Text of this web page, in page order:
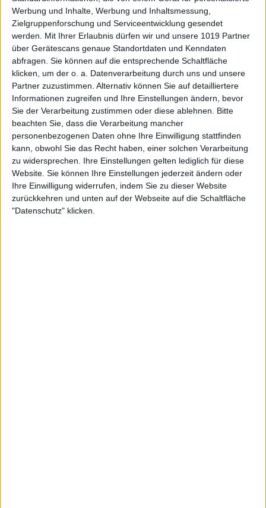
Werbung und Inhalte, Werbung und Inhaltsmessung,
Zielgruppenforschung und Serviceentwicklung gesendet
werden.
Mit Ihrer Erlaubnis dürfen wir und unsere 1019 Partner
über Gerätescans genaue Standortdaten und Kenndaten
abfragen. Sie können auf die entsprechende Schaltfläche
klicken, um der o. a. Datenverarbeitung durch uns und unsere
Partner zuzustimmen. Alternativ können Sie auf detailliertere
Informationen zugreifen und Ihre Einstellungen ändern, bevor
Sie der Verarbeitung zustimmen oder diese ablehnen.
Bitte
beachten Sie, dass die Verarbeitung mancher
personenbezogenen Daten ohne Ihre Einwilligung stattfinden
kann, obwohl Sie das Recht haben, einer solchen Verarbeitung
zu widersprechen. Ihre Einstellungen gelten lediglich für diese
Website. Sie können Ihre Einstellungen jederzeit ändern oder
Ihre Einwilligung widerrufen, indem Sie zu dieser Website
zurückkehren und unten auf der Webseite auf die Schaltfläche
"Datenschutz" klicken.